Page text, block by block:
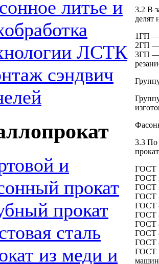
литье и
ЛСТК
сэндвич
и
прокат
прокат
сталь
из меди и
3.2 В
делят
1ГП —
2ГП —
3ГП —
3.3 По
ГОСТ
ГОСТ
ГОСТ
ГОСТ
ГОСТ
ГОСТ
ГОСТ
ГОСТ
ГОСТ
ГОСТ